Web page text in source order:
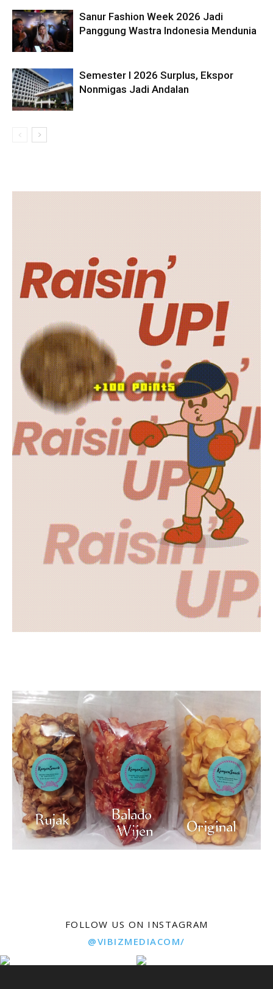
Sanur Fashion Week 2026 Jadi
Panggung Wastra Indonesia Mendunia
Semester I 2026 Surplus, Ekspor
Nonmigas Jadi Andalan
FOLLOW US ON INSTAGRAM
@VIBIZMEDIACOM/